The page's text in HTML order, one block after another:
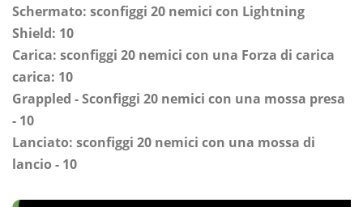
Schermato: sconfiggi 20 nemici con Lightning
Shield: 10
Carica: sconfiggi 20 nemici con una Forza di carica
carica: 10
Grappled - Sconfiggi 20 nemici con una mossa presa
- 10
Lanciato: sconfiggi 20 nemici con una mossa di
lancio - 10